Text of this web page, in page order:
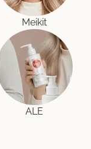
Meikit
ALE